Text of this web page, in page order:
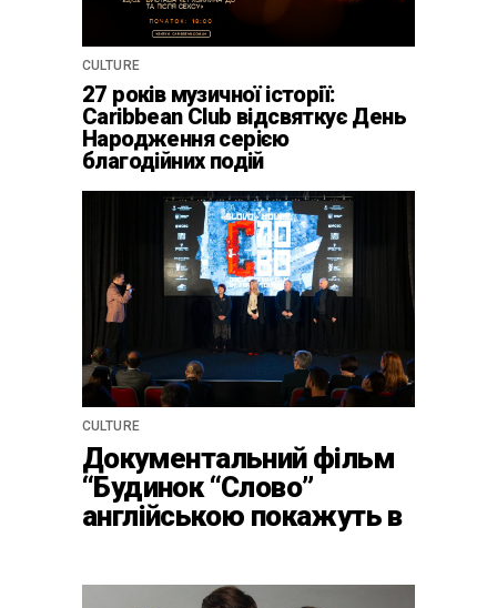
CULTURE
27 років музичної історії:
Caribbean Club відсвяткує День
Народження серією
благодійних подій
CULTURE
Документальний фільм
“Будинок “Слово”
англійською покажуть в